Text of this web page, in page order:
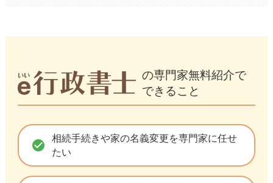
の専門家無料紹介で
できること
check_circle 相続手続きや家の名義変更を専門家に任せ
たい